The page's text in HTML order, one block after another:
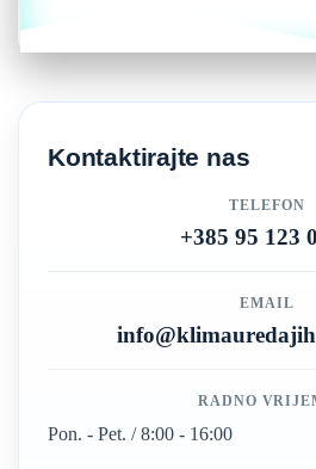
Kontaktirajte nas
TELEFON
+385 95 123
EMAIL
RADNO
Pon. - Pet. / 8:00 - 16:00